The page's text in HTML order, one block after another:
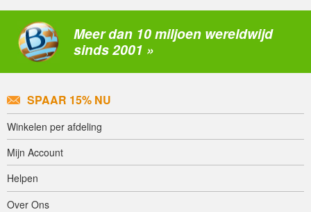
Meer dan 10 miljoen wereldwijd
sinds 2001 »
SPAAR 15% NU
Winkelen per afdeling
Mijn Account
Helpen
Over Ons